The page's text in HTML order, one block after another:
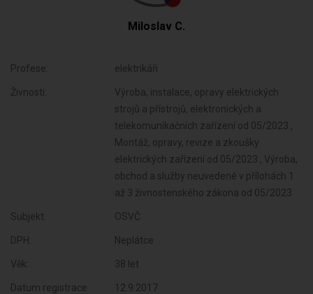
Miloslav C.
Profese: elektrikáři
Živnosti:
Výroba, instalace, opravy elektrických
strojů a přístrojů, elektronických a
telekomunikačních zařízení od 05/2023 ,
Montáž, opravy, revize a zkoušky
elektrických zařízení od 05/2023 , Výroba,
obchod a služby neuvedené v přílohách 1
až 3 živnostenského zákona od 05/2023
Subjekt: OSVČ
DPH: Neplátce
Věk: 38 let
Datum registrace: 12.9.2017